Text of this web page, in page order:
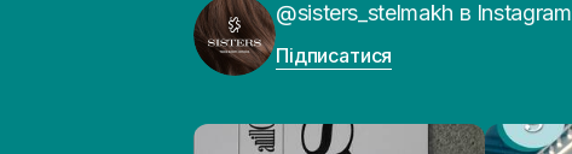
@sisters_stelmakh в Instagram
Підписатися